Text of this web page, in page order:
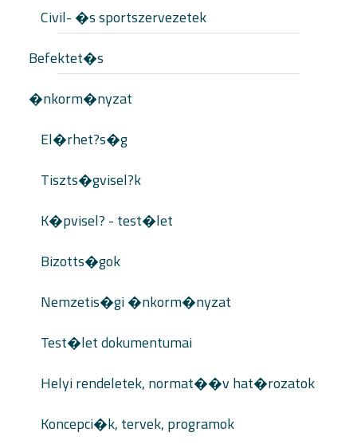
Civil- �s sportszervezetek
Befektet�s
�nkorm�nyzat
El�rhet?s�g
Tiszts�gvisel?k
K�pvisel? - test�let
Bizotts�gok
Nemzetis�gi �nkorm�nyzat
Test�let dokumentumai
Helyi rendeletek, normat��v hat�rozatok
Koncepci�k, tervek, programok